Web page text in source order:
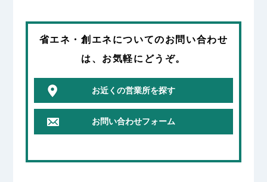
省エネ・創エネ についてのお問い合わせ
は、お気軽にどうぞ。
お近くの営業所を探す
お問い合わせフォーム